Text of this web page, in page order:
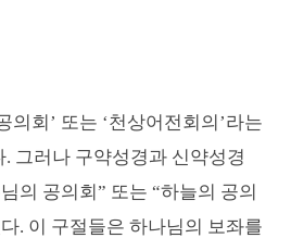
의회 ’ 또는 ‘천상어전회의 ’라는
. 그러나 구약성경과 신약성경
의 공의회” 또는“하늘의 공의
. 이 구절들은 하나님의 보좌를